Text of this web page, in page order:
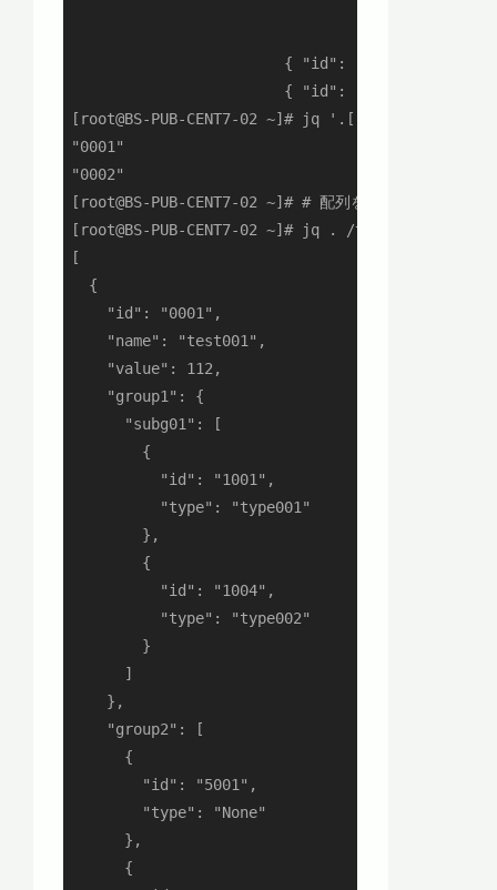
{ "id": "5001", "type":
{ "id": "5004", "type":
[root@BS-PUB-CENT7-02 ~]# jq '.[].id' /tmp/
"0001"
"0002"
[root@BS-PUB-CENT7-02 ~]# # 配列を指定してその配
[root@BS-PUB-CENT7-02 ~]# jq . /tmp/sample1.json
[
  {
    "id": "0001",
    "name": "test001",
    "value": 112,
    "group1": {
      "subg01": [
        {
          "id": "1001",
          "type": "type001"
        },
        {
          "id": "1004",
          "type": "type002"
        }
      ]
    },
    "group2": [
      {
        "id": "5001",
        "type": "None"
      },
      {